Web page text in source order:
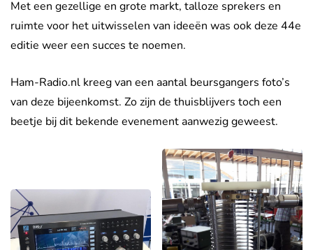
Met een gezellige en grote markt, talloze sprekers en
ruimte voor het uitwisselen van ideeën was ook deze 44e
editie weer een succes te noemen.
Ham-Radio.nl kreeg van een aantal beursgangers foto’s
van deze bijeenkomst. Zo zijn de thuisblijvers toch een
beetje bij dit bekende evenement aanwezig geweest.